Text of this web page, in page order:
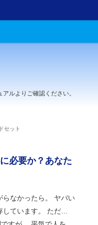
よりご確認ください。
セット
必要か？あなた
らなかったら。 ヤバい
しています。 ただ…